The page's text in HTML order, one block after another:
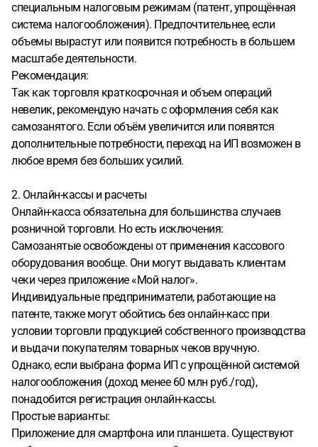
специальным налоговым режимам (патент, упрощённая
система налогообложения). Предпочтительнее, если
объемы вырастут или появится потребность в большем
масштабе деятельности.
Рекомендация:
Так как торговля краткосрочная и объем операций
невелик, рекомендую начать с оформления себя как
самозанятого. Если объём увеличится или появятся
дополнительные потребности, переход на ИП возможен в
любое время без больших усилий.
2. Онлайн-кассы и расчеты
Онлайн-касса обязательна для большинства случаев
розничной торговли. Но есть исключения:
Самозанятые освобождены от применения кассового
оборудования вообще. Они могут выдавать клиентам
чеки через приложение «Мой налог».
Индивидуальные предприниматели, работающие на
патенте, также могут обойтись без онлайн-касс при
условии торговли продукцией собственного производства
и выдачи покупателям товарных чеков вручную.
Однако, если выбрана форма ИП с упрощённой системой
налогообложения (доход менее 60 млн руб./год),
понадобится регистрация онлайн-кассы.
Простые варианты:
Приложение для смартфона или планшета. Существуют